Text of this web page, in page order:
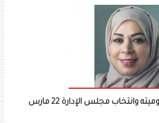
تكافل الصحفيين يعقد عموميته وانتخاب مجلس الإدارة 22 مارس